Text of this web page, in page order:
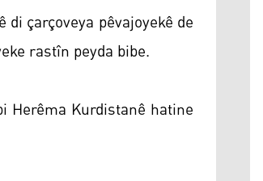
çarçoveya pêvajoyekê de
rastîn peyda bibe.
Herêma Kurdistanê hatine